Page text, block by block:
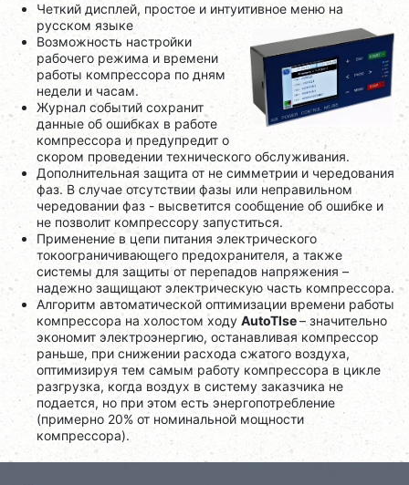
Четкий дисплей, простое и интуитивное меню на
русском языке
Возможность настройки
рабочего режима и времени
работы компрессора по дням
недели и часам.
Журнал событий сохранит
данные об ошибках в работе
компрессора и предупредит о
скором проведении технического обслуживания.
Дополнительная защита от не симметрии и чередования
фаз. В случае отсутствии фазы или неправильном
чередовании фаз - высветится сообщение об ошибке и
не позволит компрессору запуститься.
Применение в цепи питания электрического
токоограничивающего предохранителя, а также
системы для защиты от перепадов напряжения –
надежно защищают электрическую часть компрессора.
Алгоритм автоматической оптимизации времени работы
компрессора на холостом ходу AutoTlse– значительно
экономит электроэнергию, останавливая компрессор
раньше, при снижении расхода сжатого воздуха,
оптимизируя тем самым работу компрессора в цикле
разгрузка, когда воздух в систему заказчика не
подается, но при этом есть энергопотребление
(примерно 20% от номинальной мощности
компрессора).